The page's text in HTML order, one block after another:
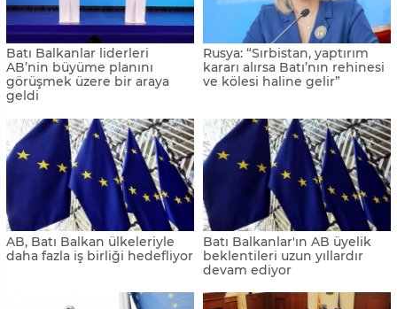
Batı Balkanlar liderleri
AB’nin büyüme planını
görüşmek üzere bir araya
geldi
Rusya: “Sırbistan, yaptırım
kararı alırsa Batı’nın rehinesi
ve kölesi haline gelir”
AB, Batı Balkan ülkeleriyle
daha fazla iş birliği hedefliyor
Batı Balkanlar'ın AB üyelik
beklentileri uzun yıllardır
devam ediyor